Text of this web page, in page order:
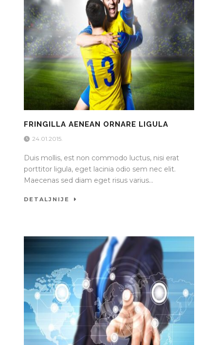
FRINGILLA AENEAN ORNARE LIGULA
24.01.2015.
Duis mollis, est non commodo luctus, nisi erat
porttitor ligula, eget lacinia odio sem nec elit.
Maecenas sed diam eget risus varius...
DETALJNIJE